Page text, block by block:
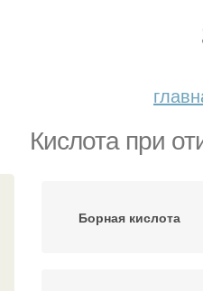
Кислота при
Борная кислота